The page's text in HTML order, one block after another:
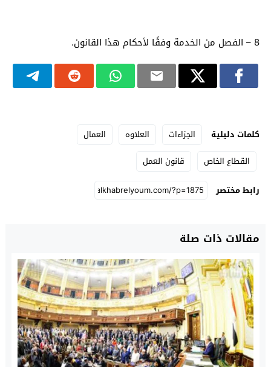
8 – الفصل من الخدمة وفقًا لأحكام هذا القانون.
كلمات دليلية الجزاءات العلاوه
العمال
القطاع الخاص
قانون العمل
رابط مختصر
مقالات ذات صلة